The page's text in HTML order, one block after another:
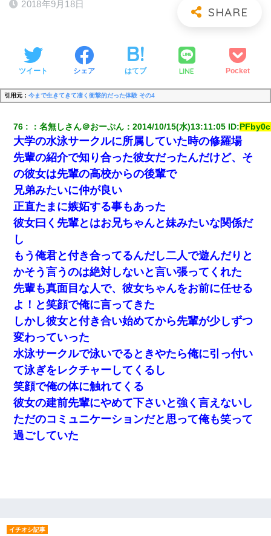
2018年9月18日
ツイート シェア はてブ LINE Pocket
引用元： 今まで生きてきて凄く衝撃的だった体験 その4
76 ：名無しさん＠おーぷん ：2014/10/15(水)13:11:05 ID:
大学の水泳サークルに所属していた時の修羅場
先輩の紹介で知り合った彼女だったんだけど、そ
の彼女は先輩の高校からの後輩で
兄弟みたいに仲が良い
正直たまに嫉妬する事もあった
彼女曰く先輩とはお兄ちゃんと妹みたいな関係だ
し
もう俺君と付き合ってるんだし二人で遊んだりと
かそう言うのは絶対しないと言い張ってくれた
先輩も真面目な人で、彼女ちゃんをお前に任せる
よ！と笑顔で俺に言ってきた
しかし彼女と付き合い始めてから先輩が少しずつ
変わっていった
水泳サークルで泳いでるときやたら俺に引っ付い
て泳ぎをレクチャーしてくるし
笑顔で俺の体に触れてくる
彼女の建前先輩にやめて下さいと強く言えないし
ただのコミュニケーションだと思って俺も笑って
過ごしていた